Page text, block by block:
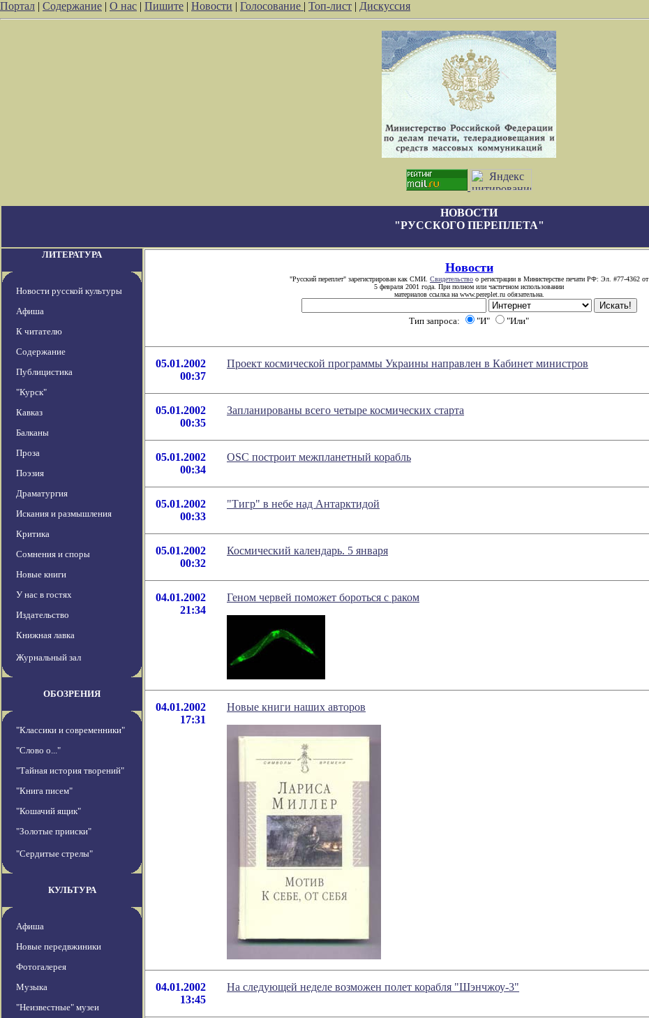
Портал | Содержание | О нас | Пишите | Новости | Голосование | Топ-лист | Дискуссия
НОВОСТИ
"РУССКОГО ПЕРЕПЛЕТА"
ЛИТЕРАТУРА
Новости русской культуры
Афиша
К читателю
Содержание
Публицистика
"Курск"
Кавказ
Балканы
Проза
Поэзия
Драматургия
Искания и размышления
Критика
Сомнения и споры
Новые книги
У нас в гостях
Издательство
Книжная лавка
Журнальный зал
ОБОЗРЕНИЯ
"Классики и современники"
"Слово о..."
"Тайная история творений"
"Книга писем"
"Кошачий ящик"
"Золотые прииски"
"Сердитые стрелы"
КУЛЬТУРА
Афиша
Новые передвжиники
Фотогалерея
Музыка
"Неизвестные" музеи
Новости
"Русский переплет" зарегистрирован как СМИ. Свидетельство о регистрации в Министерстве печати РФ: Эл. #77-4362 от
5 февраля 2001 года. При полном или частичном использовании
материалов ссылка на www.pereplet.ru обязательна.
Тип запроса: "И" "Или"
05.01.2002
00:37
Проект космической программы Украины направлен в Кабинет министров
05.01.2002
00:35
Запланированы всего четыре космических старта
05.01.2002
00:34
OSC построит межпланетный корабль
05.01.2002
00:33
"Тигр" в небе над Антарктидой
05.01.2002
00:32
Космический календарь. 5 января
04.01.2002
21:34
Геном червей поможет бороться с раком
04.01.2002
17:31
Новые книги наших авторов
04.01.2002
13:45
На следующей неделе возможен полет корабля "Шэнчжоу-3"